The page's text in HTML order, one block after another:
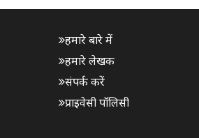
हमारे बारे में
हमारे लेखक
संपर्क करें
प्राइवेसी पॉलिसी